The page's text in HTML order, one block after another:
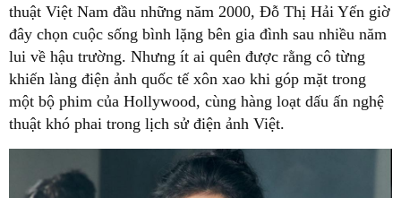
thuật Việt Nam đầu những năm 2000, Đỗ Thị Hải Yến giờ
đây chọn cuộc sống bình lặng bên gia đình sau nhiều năm
lui về hậu trường. Nhưng ít ai quên được rằng cô từng
khiến làng điện ảnh quốc tế xôn xao khi góp mặt trong
một bộ phim của Hollywood, cùng hàng loạt dấu ấn nghệ
thuật khó phai trong lịch sử điện ảnh Việt.